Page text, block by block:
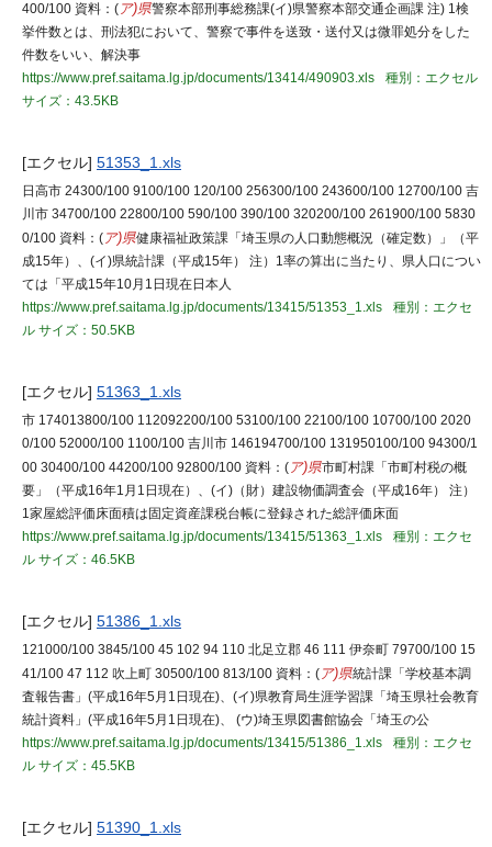
400/100 資料：( ア)県警察本部刑事総務課(イ)県警察本部交通企画課 注) 1検
挙件数とは、刑法犯において、警察で事件を送致・送付又は微罪処分をした
件数をいい、解決事
https://www.pref.saitama.lg.jp/documents/13414/490903.xls
種別：エクセル
サイズ：43.5KB
[エクセル] 51353_1.xls
日高市 24300/100 9100/100 120/100 256300/100 243600/100 12700/100 吉
川市 34700/100 22800/100 590/100 390/100 320200/100 261900/100 5830
0/100 資料：( ア)県健康福祉政策課「埼玉県の人口動態概況（確定数）」（平
成15年）、(イ)県統計課（平成15年） 注）1率の算出に当たり、県人口につい
ては「平成15年10月1日現在日本人
https://www.pref.saitama.lg.jp/documents/13415/51353_1.xls
種別：エクセ
ル サイズ：50.5KB
[エクセル] 51363_1.xls
市 174013800/100 112092200/100 53100/100 22100/100 10700/100 2020
0/100 52000/100 1100/100 吉川市 146194700/100 131950100/100 94300/1
00 30400/100 44200/100 92800/100 資料：( ア)県市町村課「市町村税の概
要」（平成16年1月1日現在）、(イ)（財）建設物価調査会（平成16年） 注）
1家屋総評価床面積は固定資産課税台帳に登録された総評価床面
https://www.pref.saitama.lg.jp/documents/13415/51363_1.xls
種別：エクセ
ル サイズ：46.5KB
[エクセル] 51386_1.xls
121000/100 3845/100 45 102 94 110 北足立郡 46 111 伊奈町 79700/100 15
41/100 47 112 吹上町 30500/100 813/100 資料：( ア)県統計課「学校基本調
査報告書」(平成16年5月1日現在)、(イ)県教育局生涯学習課「埼玉県社会教育
統計資料」(平成16年5月1日現在)、 (ウ)埼玉県図書館協会「埼玉の公
https://www.pref.saitama.lg.jp/documents/13415/51386_1.xls
種別：エクセ
ル サイズ：45.5KB
[エクセル] 51390_1.xls